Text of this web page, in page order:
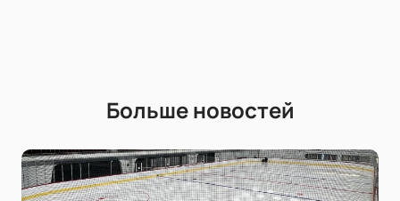
Больше новостей